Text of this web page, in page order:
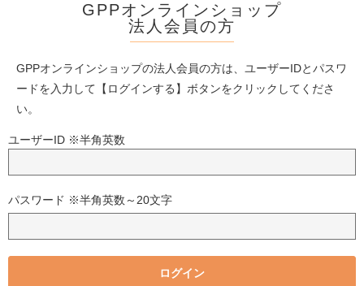
GPPオンラインショップ
法人会員の方
GPPオンラインショップの法人会員の方は、ユーザーIDとパスワ
ードを入力して【ログインする】ボタンをクリックしてくださ
い。
ユーザーID ※半角英数
パスワード ※半角英数～20文字